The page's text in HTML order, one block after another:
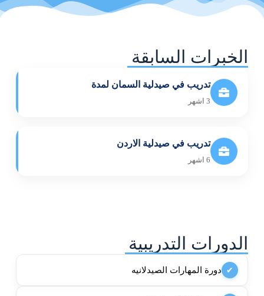
الخبرات السابقة
تدريب في صيدلية السمان لمدة
3 اشهر
تدريب في صيدلية الاردن
6 اشهر
الدورات التدريبية
✔ دورة المهارات الصيدلانيه